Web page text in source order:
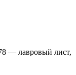
— лавровый лист,